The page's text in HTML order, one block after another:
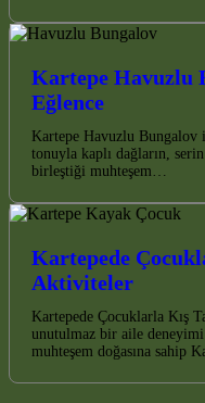
Kartepe Havuzlu
Eğlence
Kartepe Havuzlu
tonuyla kaplı dağların,
birleştiği muhteşem…
Kartepede
Aktiviteler
Kartepede Çocuklarla Kış
unutulmaz bir aile
muhteşem doğasına sahip